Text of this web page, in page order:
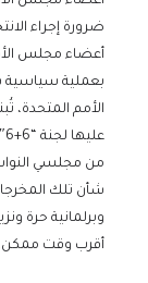
ضرورة إجراء
أعضاء مجلس
بعملية سياسية
الأمم المتحدة،
من مجلسي
شأن تلك
وبرلمانية حرة
أقرب وقت ممكن.